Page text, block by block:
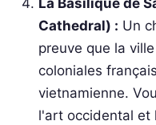
La Basilique de
Cathedral) : Un
preuve que la
coloniales
vietnamienne.
l'art occidental et